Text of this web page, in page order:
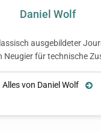
Daniel Wolf
ausgebildeter
Neugier für technische
Alles von Daniel Wolf